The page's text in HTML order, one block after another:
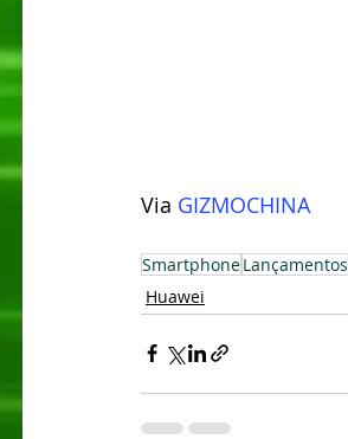
Via GIZMOCHINA
SmartphoneLançamentos
Huawei